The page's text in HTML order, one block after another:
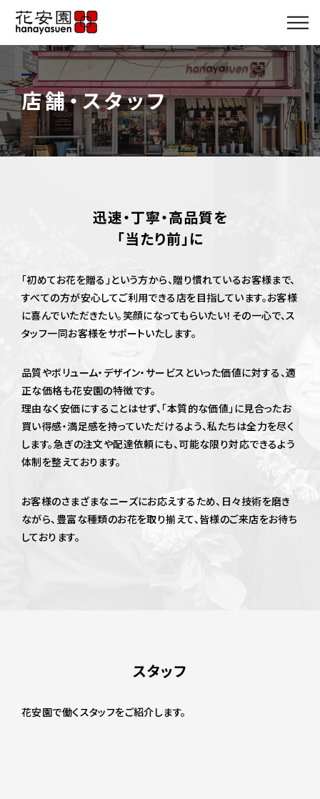
店舗・スタッフ
迅速・丁寧・高品質を
「当たり前」に
「初めてお花を贈る」という方から、贈り慣れているお客様まで、
すべての方が安心してご利用できる店を目指しています。お客様
に喜んでいただきたい。笑顔になってもらいたい！その一心で、ス
タッフ一同お客様をサポートいたします。
品質やボリューム・デザイン・サービスといった価値に対する、適
正な価格も花安園の特徴です。
理由なく安価にすることはせず、「本質的な価値」に見合ったお
買い得感・満足感を持っていただけるよう、私たちは全力を尽く
します。急ぎの注文や配達依頼にも、可能な限り対応できるよう
体制を整えております。
お客様のさまざまなニーズにお応えするため、日々技術を磨き
ながら、 豊富な種類のお花を取り揃えて、皆様のご来店をお待ち
しております。
スタッフ
花安園で働くスタッフをご紹介します。
店舗・スタッフ
商品メニュー
カタログ
ギャラリー
ブログ
アクセス
LINEで相談
06-6531-0087
営業時間 月～金曜 8:00～18:30 / 土曜 8:00～18:00
定休日：日曜
お申し込み・ご注文